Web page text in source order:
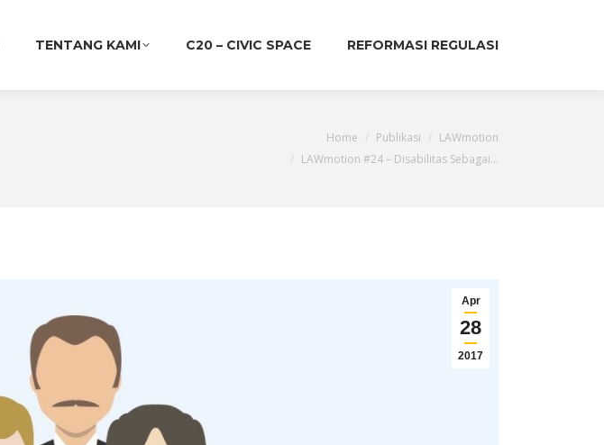
TENTANG KAMI C20 – CIVIC SPACE REFORMASI REGULASI
Home Publikasi
LAWmotion
LAWmotion #24 – Disabilitas Sebagai…
Apr
28
2017